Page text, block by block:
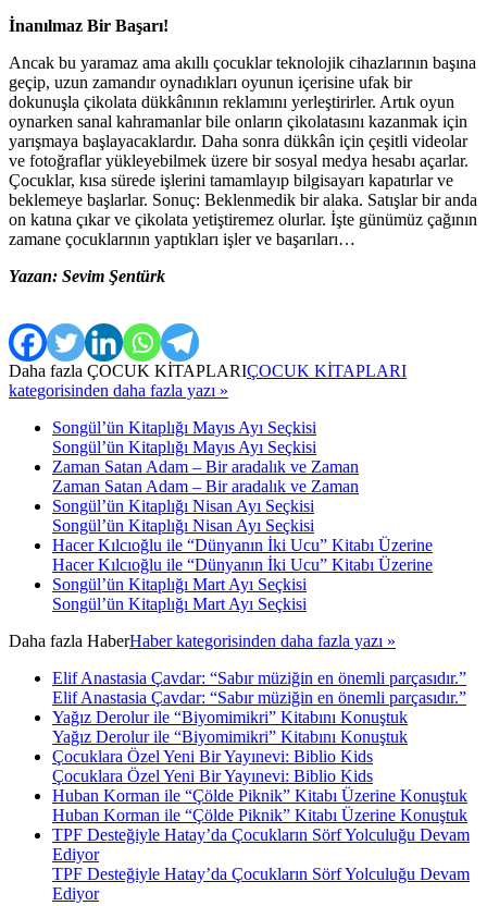
İnanılmaz Bir Başarı!
Ancak bu yaramaz ama akıllı çocuklar teknolojik cihazlarının başına
geçip, uzun zamandır oynadıkları oyunun içerisine ufak bir
dokunuşla çikolata dükkânının reklamını yerleştirirler. Artık oyun
oynarken sanal kahramanlar bile onların çikolatasını kazanmak için
yarışmaya başlayacaklardır. Daha sonra dükkân için çeşitli videolar
ve fotoğraflar yükleyebilmek üzere bir sosyal medya hesabı açarlar.
Çocuklar, kısa sürede işlerini tamamlayıp bilgisayarı kapatırlar ve
beklemeye başlarlar. Sonuç: Beklenmedik bir alaka. Satışlar bir anda
on katına çıkar ve çikolata yetiştiremez olurlar. İşte günümüz çağının
zamane çocuklarının yaptıkları işler ve başarıları…
Yazan: Sevim Şentürk
Daha fazla ÇOCUK KİTAPLARIÇOCUK KİTAPLARI
kategorisinden daha fazla yazı »
Songül’ün Kitaplığı Mayıs Ayı Seçkisi
Songül’ün Kitaplığı Mayıs Ayı Seçkisi
Zaman Satan Adam – Bir aradalık ve Zaman
Zaman Satan Adam – Bir aradalık ve Zaman
Songül’ün Kitaplığı Nisan Ayı Seçkisi
Songül’ün Kitaplığı Nisan Ayı Seçkisi
Hacer Kılcıoğlu ile “Dünyanın İki Ucu” Kitabı Üzerine
Hacer Kılcıoğlu ile “Dünyanın İki Ucu” Kitabı Üzerine
Songül’ün Kitaplığı Mart Ayı Seçkisi
Songül’ün Kitaplığı Mart Ayı Seçkisi
Daha fazla HaberHaber kategorisinden daha fazla yazı »
Elif Anastasia Çavdar: “Sabır müziğin en önemli parçasıdır.”
Elif Anastasia Çavdar: “Sabır müziğin en önemli parçasıdır.”
Yağız Derolur ile “Biyomimikri” Kitabını Konuştuk
Yağız Derolur ile “Biyomimikri” Kitabını Konuştuk
Çocuklara Özel Yeni Bir Yayınevi: Biblio Kids
Çocuklara Özel Yeni Bir Yayınevi: Biblio Kids
Huban Korman ile “Çölde Piknik” Kitabı Üzerine Konuştuk
Huban Korman ile “Çölde Piknik” Kitabı Üzerine Konuştuk
TPF Desteğiyle Hatay’da Çocukların Sörf Yolculuğu Devam
Ediyor
TPF Desteğiyle Hatay’da Çocukların Sörf Yolculuğu Devam
Ediyor